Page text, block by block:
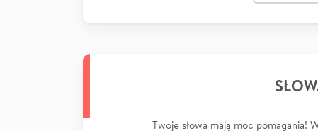
Twoje słowa mają moc pomagania!